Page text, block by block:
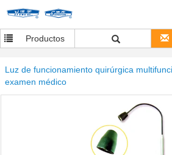
Productos
Luz de funcionamiento quirúrgica
examen médico